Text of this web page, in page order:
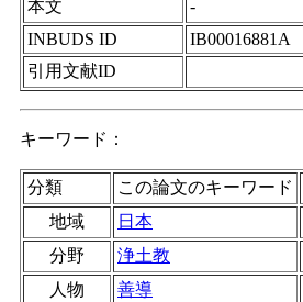
本文
-
INBUDS ID
IB00016881A
引用文献ID
キーワード：
分類 この論文のキーワード
地域
日本
分野 浄土教
人物 善導